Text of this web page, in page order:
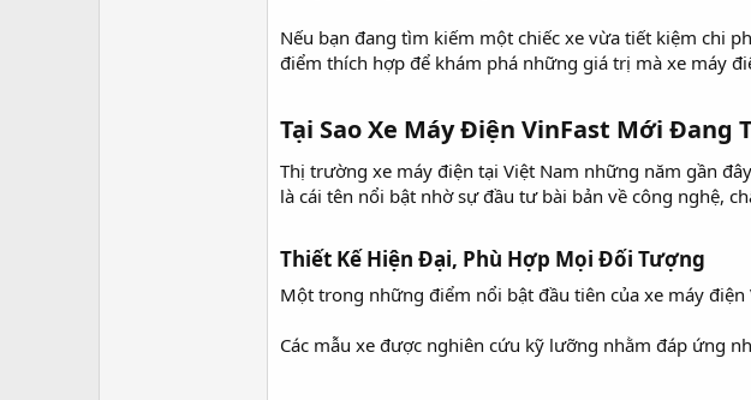
Nếu bạn đang tìm kiếm một chiếc xe vừa tiết kiệm chi
điểm thích hợp để khám phá những giá trị mà xe máy
Tại Sao Xe Máy Điện VinFast Mới Đang
Thị trường xe máy điện tại Việt Nam những năm gần
là cái tên nổi bật nhờ sự đầu tư bài bản về công nghệ,
Thiết Kế Hiện Đại, Phù Hợp Mọi Đối Tượng​
Một trong những điểm nổi bật đầu tiên của xe máy điện
Các mẫu xe được nghiên cứu kỹ lưỡng nhằm đáp ứng